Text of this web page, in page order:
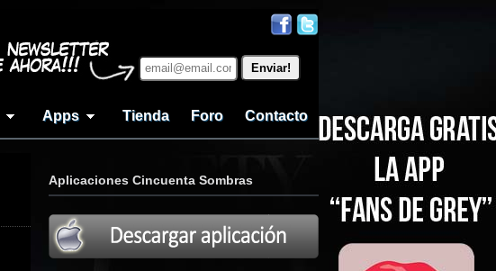
Apps Tienda Foro Contacto
Aplicaciones Cincuenta Sombras